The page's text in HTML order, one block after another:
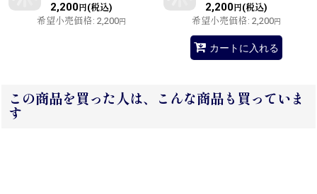
2,200円(税込)
希望小売価格: 2,200円
2,200円(税込)
希望小売価格: 2,200円
カートに入れる
この商品を買った人は、こんな商品も買っていま
す